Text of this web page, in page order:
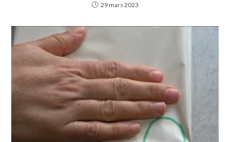
29 mars 2023